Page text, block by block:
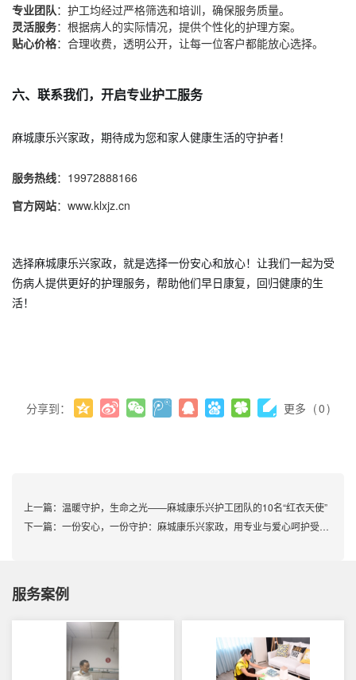
专业团队：护工均经过严格筛选和培训，确保服务质量。
灵活服务：根据病人的实际情况，提供个性化的护理方案。
贴心价格：合理收费，透明公开，让每一位客户都能放心选择。
六、联系我们，开启专业护工服务
麻城康乐兴家政，期待成为您和家人健康生活的守护者！
服务热线：19972888166
官方网站：www.klxjz.cn
选择麻城康乐兴家政，就是选择一份安心和放心！让我们一起为受
伤病人提供更好的护理服务，帮助他们早日康复，回归健康的生
活！
分享到： 更多 (0)
上一篇： 温暖守护，生命之光——麻城康乐兴护工团队的10名“红衣天使”
下一篇： 一份安心，一份守护：麻城康乐兴家政，用专业与爱心呵护受伤的T
服务案例